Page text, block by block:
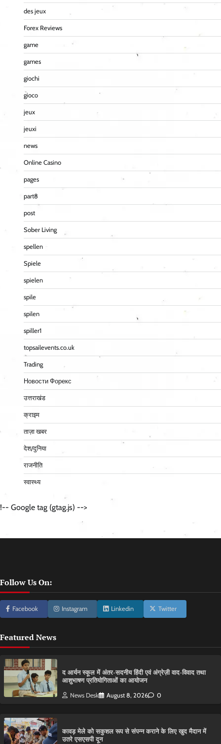
des jeux
Forex Reviews
game
games
giochi
gioco
jeux
jeuxi
news
Online Casino
pages
part8
post
Sober Living
spellen
Spiele
spielen
spile
spilen
spiller1
topsailevents.co.uk
Trading
Новости Форекс
उत्तराखंड
क्राइम
ताज़ा खबर
देश/दुनिया
राजनीति
स्वास्थ्य
!-- Google tag (gtag.js) -->
Follow Us On:
Facebook Instagram Linkedin Twitter
Featured News
द आर्यन स्कूल में अंतर-सदनीय हिंदी एवं अंग्रेज़ी वाद-विवाद तथा
आशुभाषण प्रतियोगिताओं का आयोजन
News Desk August 8, 2026 0
कावड़ मेले को सकुशल रूप से संपन्न कराने के लिए खुद मैदान में
उतरे एसएसपी दून